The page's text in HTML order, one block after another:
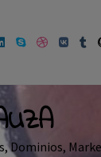
Dominios,